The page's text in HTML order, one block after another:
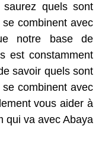
saurez quels sont
combinent avec
notre base de
est constamment
savoir quels sont
combinent avec
vous aider à
qui va avec Abaya